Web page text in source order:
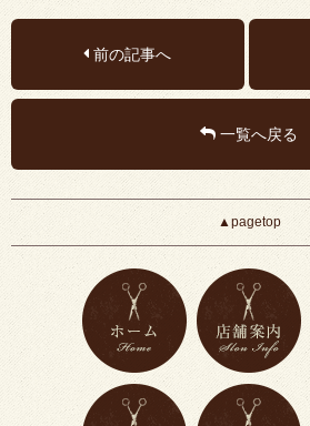
前の記事へ
一覧へ戻る
▲pagetop